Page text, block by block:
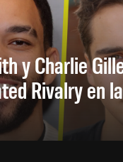
y Charlie
Rivalry en